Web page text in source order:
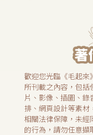
歡迎您光臨《毛起來
所刊載之內容，包括
片、影像、插圖、
排、網頁設計等素
相關法律保障，未經
的行為，請勿任意擷